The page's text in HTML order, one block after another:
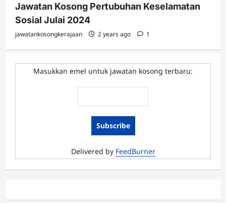
Jawatan Kosong Pertubuhan Keselamatan
Sosial Julai 2024
jawatankosongkerajaan 2 years ago 1
Masukkan emel untuk jawatan kosong terbaru:
Delivered by FeedBurner